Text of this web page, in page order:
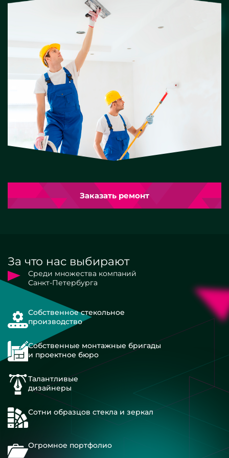
Заказать ремонт
За что нас выбирают
Среди множества компаний
Санкт-Петербурга
Собственное стекольное
производство
Собственные монтажные бригады
и проектное бюро
Талантливые
дизайнеры
Сотни образцов стекла и зеркал
Огромное портфолио